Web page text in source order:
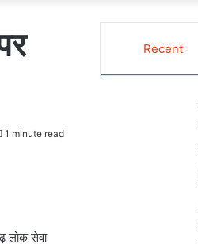
1 minute read
लोक सेवा
Recent